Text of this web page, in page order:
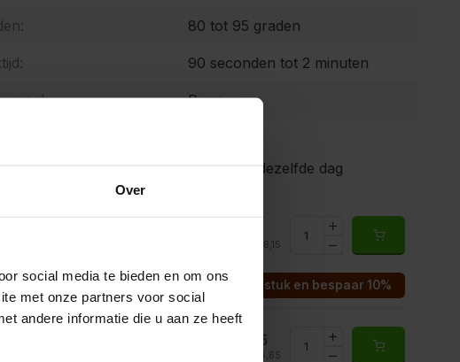
Over
social media te bieden en om ons
met onze partners voor social
andere informatie die u aan ze heeft
80 tot 95 graden
90 seconden tot 2 minuten
Puur
Op werkdagen voor 15.00 uur besteld, dezelfde dag
€6,15
Koop 3 voor €5,54 per stuk en bespaar 10%
1 kilo
€44,65
€44,65